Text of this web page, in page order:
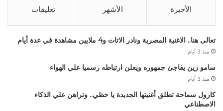
الأخيرة الأشهر تعليقات
تعالى هنا.. الاغنية المصرية ونادر الاتات و4 ملايين مشاهدة في عدة أيام
منذ 3 أيام
سامو زين يفاجئ جمهوره ويعلن ارتباطه رسميا علي الهواء
منذ 3 أيام
كارول سماحة تطلق أغنيتها الجديدة يا حظي.. وتراهن علي الذكاء
الاصطناعي